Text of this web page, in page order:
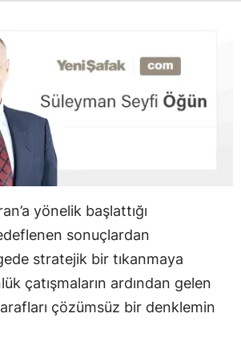
yönelik başlattığı
sonuçlardan
stratejik bir tıkanmaya
çatışmaların ardından gelen
çözümsüz bir denklemin